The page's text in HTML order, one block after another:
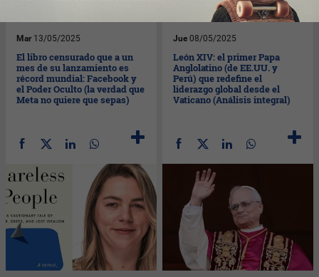
Mar 13/05/2025
El libro censurado que a un
mes de su lanzamiento es
récord mundial: Facebook y
el Poder Oculto (la verdad que
Meta no quiere que sepas)
Jue 08/05/2025
León XIV: el primer Papa
Anglolatino (de EE.UU. y
Perú) que redefine el
liderazgo global desde el
Vaticano (Análisis integral)